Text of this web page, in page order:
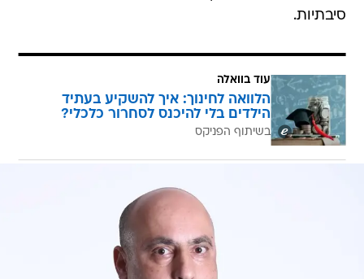
סיבתיות.
עוד בוואלה
הלוואה לחינוך: איך להשקיע בעתיד
הילדים בלי להיכנס לסחרור כלכלי?
בשיתוף הפניקס